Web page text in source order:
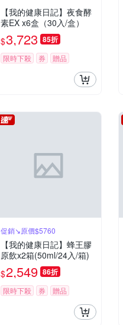
【我的健康日記】夜食酵
素EX x6盒（30入/盒）
$3,723 85折
限時下殺 券 贈品
促銷↘原價$5760
【我的健康日記】蜂王膠
原飲x2箱(50ml/24入/箱)
$2,549 86折
限時下殺 券 贈品